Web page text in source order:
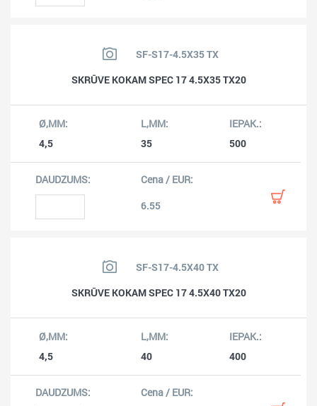
SF-S17-4.5X35 TX
SKRŪVE KOKAM SPEC 17 4.5X35 TX20
4,5 35 500
6.55
SF-S17-4.5X40 TX
SKRŪVE KOKAM SPEC 17 4.5X40 TX20
4,5 40 400